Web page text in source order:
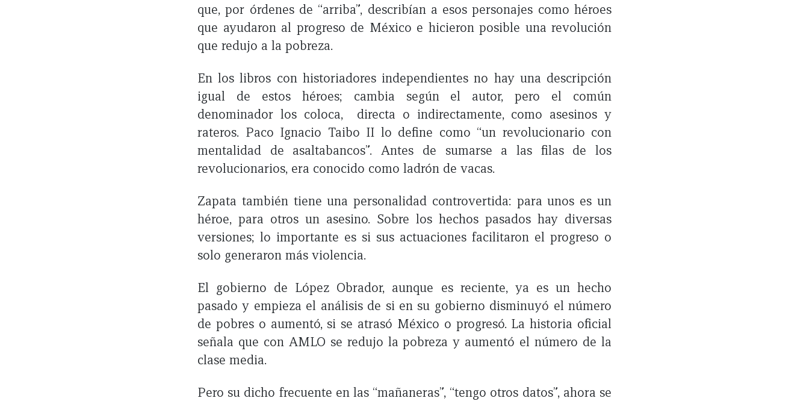
que, por órdenes de “arriba”, describían a esos personajes como héroes
que ayudaron al progreso de México e hicieron posible una revolución
que redujo a la pobreza.
En los libros con historiadores independientes no hay una descripción
igual de estos héroes; cambia según el autor, pero el común
denominador los coloca, directa o indirectamente, como asesinos y
rateros. Paco Ignacio Taibo II lo define como “un revolucionario con
mentalidad de asaltabancos”. Antes de sumarse a las filas de los
revolucionarios, era conocido como ladrón de vacas.
Zapata también tiene una personalidad controvertida: para unos es un
héroe, para otros un asesino. Sobre los hechos pasados hay diversas
versiones; lo importante es si sus actuaciones facilitaron el progreso o
solo generaron más violencia.
El gobierno de López Obrador, aunque es reciente, ya es un hecho
pasado y empieza el análisis de si en su gobierno disminuyó el número
de pobres o aumentó, si se atrasó México o progresó. La historia oficial
señala que con AMLO se redujo la pobreza y aumentó el número de la
clase media.
Pero su dicho frecuente en las “mañaneras”, “tengo otros datos”, ahora se